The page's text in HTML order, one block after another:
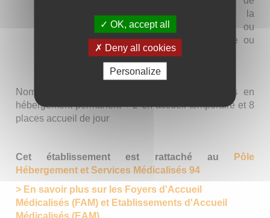
l’appartement, préparer l’organisation de la
semaine avec les accompagnants ou
éventuellement prendre un repas au calme ou
avec ses proches.
Nombre de places : 48 places dont 38 places en
hébergement permanent + 2 en accueil temporaire et 8
places accueil de jour
Cet établissement est rattaché au
Pôle
Hébergement et Services Médicalisés 94
> En savoir plus sur les Foyers d'Accueil
Médicalisés (FAM) et Etablissements d'Accueil
Médicalisés (EAM)
OK, accept all
Deny all cookies
Personalize